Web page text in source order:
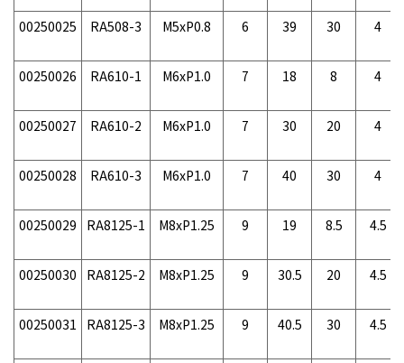
00250025 RA508-3 M5xP0.8 6 39 30 4
00250026 RA610-1 M6xP1.0 7 18 8 4
00250027 RA610-2 M6xP1.0 7 30 20 4
00250028 RA610-3 M6xP1.0 7 40 30 4
00250029 RA8125-1 M8xP1.25 9 19 8.5 4.5
00250030 RA8125-2 M8xP1.25 9 30.5 20 4.5
00250031 RA8125-3 M8xP1.25 9 40.5 30 4.5